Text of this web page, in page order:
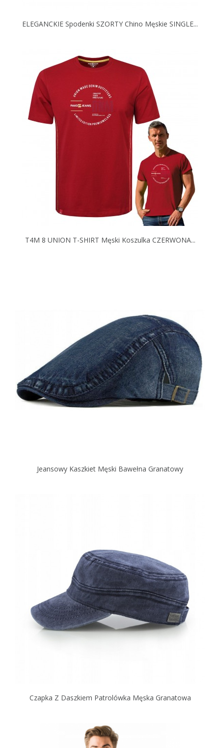
ELEGANCKIE Spodenki SZORTY Chino Męskie SINGLE...
T4M 8 UNION T-SHIRT Męski Koszulka CZERWONA...
Jeansowy Kaszkiet Męski Bawełna Granatowy
Czapka Z Daszkiem Patrolówka Męska Granatowa